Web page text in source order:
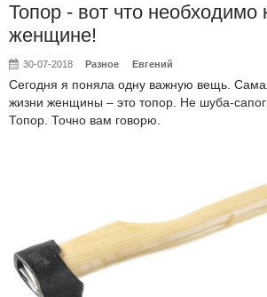
Топор - вот что необходимо
женщине!
30-07-2018 Разное Евгений
Сегодня я поняла одну важную вещь.
жизни женщины – это топор. Не шуба-
Топор. Точно вам говорю.